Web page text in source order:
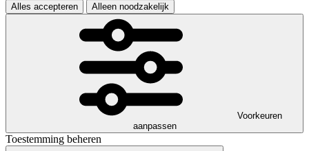
Alles accepteren Alleen noodzakelijk
Voorkeuren
aanpassen
Toestemming beheren